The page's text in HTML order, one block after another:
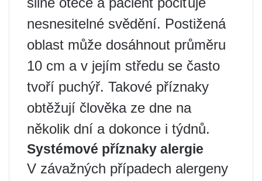
nesnesitelné svědění. Postižená
oblast může dosáhnout průměru
10 cm a v jejím středu se často
tvoří puchýř. Takové příznaky
obtěžují člověka ze dne na
několik dní a dokonce i týdnů.
Systémové příznaky alergie
V závažných případech alergeny